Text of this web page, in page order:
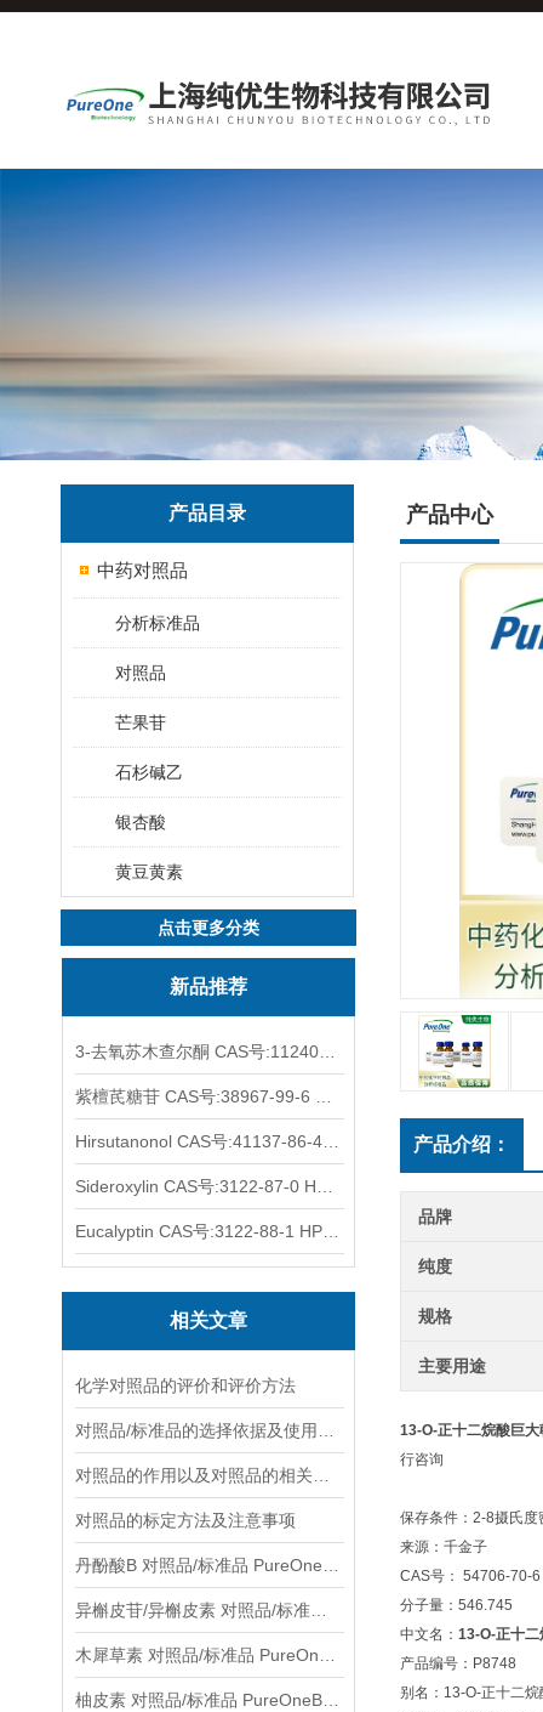
产品目录
中药对照品
分析标准品
对照品
芒果苷
石杉碱乙
银杏酸
黄豆黄素
点击更多分类
新品推荐
相关文章
化学对照品的评价和评价方法
对照品的标定方法及注意事项
产品中心
产品介绍：
品牌
纯度
规格
主要用途
13-O-正十二烷酸巨
行咨询
保存条件：2-8摄氏度
来源：千金子
CAS号： 54706-70-6
分子量：546.745
中文名： 13-O-正十
产品编号：P8748
别名：13-O-正十二